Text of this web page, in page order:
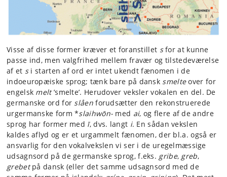
Visse af disse former kræver et foranstillet sfor at kunne
passe ind, men valgfrihed mellem fravær og tilstedeværelse
af et si starten af ord er intet ukendt fænomen i de
indoeuropæiske sprog; tænk bare på dansk smelteover for
engelsk melt’smelte’. Herudover veksler vokalen en del. De
germanske ord for slåenforudsætter den rekonstruerede
urgermanske form *slaihwōn- med ai, og flere af de andre
sprog har former med ī, dvs. langt i. En sådan vekslen
kaldes aflyd og er et urgammelt fænomen, der bl.a. også er
ansvarlig for den vokalvekslen vi ser i de uregelmæssige
udsagnsord på de germanske sprog, f.eks. gribe, greb,
grebetpå dansk (eller det samme udsagnsord med de